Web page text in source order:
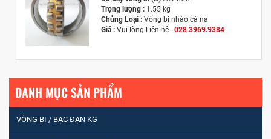
Trọng lượng : 1.55 kg
Chủng Loại : Vòng bi nhào cà na
Giá :Vui lòng Liên hệ - 028.3969.9384
DANH MỤC SẢN PHẨM
VÒNG BI / BẠC ĐẠN KG